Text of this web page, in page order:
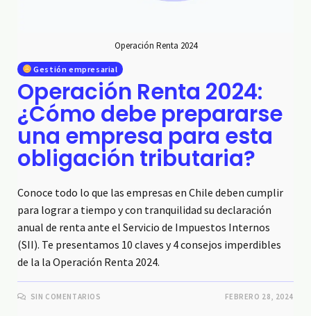
Operación Renta 2024
Gestión empresarial
Operación Renta 2024:
¿Cómo debe prepararse
una empresa para esta
obligación tributaria?
Conoce todo lo que las empresas en Chile deben cumplir
para lograr a tiempo y con tranquilidad su declaración
anual de renta ante el Servicio de Impuestos Internos
(SII). Te presentamos 10 claves y 4 consejos imperdibles
de la la Operación Renta 2024.
SIN COMENTARIOS FEBRERO 28, 2024